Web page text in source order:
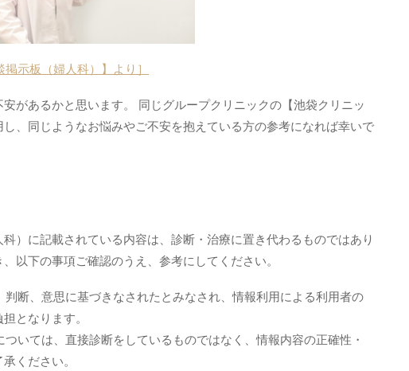
示板（婦人科）】より］
があるかと思います。 同じグループクリニックの【池袋クリニッ
、同じようなお悩みやご不安を抱えている方の参考になれば幸いで
）に記載されている内容は、診断・治療に置き代わるものではあり
以下の事項ご確認のうえ、参考にしてください。
断、意思に基づきなされたとみなされ、情報利用による利用者の
となります。
いては、直接診断をしているものではなく、情報内容の正確性・
ください。